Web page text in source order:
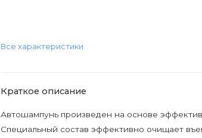
Все характеристики
Краткое описание
Автошампунь произведен на основе
Специальный состав эффективно очищает